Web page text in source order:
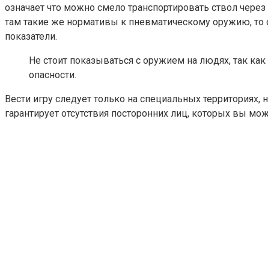
означает что можно смело транспортировать ствол
там такие же нормативы к пневматическому оружию, то
показатели.
Не стоит показываться с оружием на людях, так
опасности.
Вести игру следует только на специальных
гарантирует отсутствия посторонних лиц, которых вы